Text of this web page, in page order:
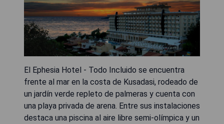
El Ephesia Hotel - Todo Incluido se encuentra
frente al mar en la costa de Kusadasi, rodeado de
un jardín verde repleto de palmeras y cuenta con
una playa privada de arena. Entre sus instalaciones
destaca una piscina al aire libre semi-olímpica y un